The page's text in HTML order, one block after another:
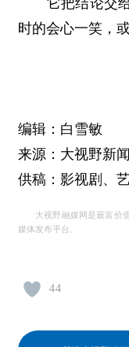
它把结论交给
时的会心一笑，
编辑：白雪敏
来源：大视野新
供稿：影视剧、
大视野融媒网是最富价
媒体发布平台。
44